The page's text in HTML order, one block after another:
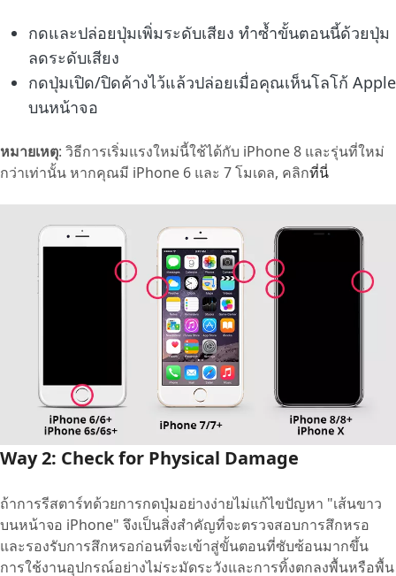
กดและปล่อยปุ่มเพิ่มระดับเสียง ทำซ้ำขั้นตอนนี้ด้วยปุ่ม
ลดระดับเสียง
กดปุ่มเปิด/ปิดค้างไว้แล้วปล่อยเมื่อคุณเห็นโลโก้ Apple
บนหน้าจอ
หมายเหตุ: วิธีการเริ่มแรงใหม่นี้ใช้ได้กับ iPhone 8 และรุ่นที่ใหม่
กว่าเท่านั้น หากคุณมี iPhone 6 และ 7 โมเดล, คลิกที่นี่
Way 2: Check for Physical Damage
ถ้าการรีสตาร์ทด้วยการกดปุ่มอย่างง่ายไม่แก้ไขปัญหา "เส้นขาว
บนหน้าจอ iPhone" จึงเป็นสิ่งสำคัญที่จะตรวจสอบการสึกหรอ
และรองรับการสึกหรอก่อนที่จะเข้าสู่ขั้นตอนที่ซับซ้อนมากขึ้น
การใช้งานอุปกรณ์อย่างไม่ระมัดระวังและการทิ้งตกลงพื้นหรือพื้น